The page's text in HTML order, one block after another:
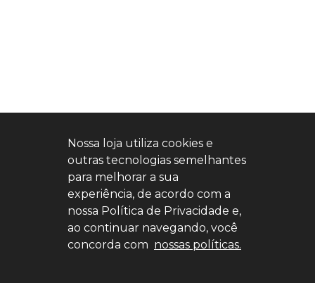
Nossa loja utiliza cookies e
outras tecnologias semelhantes
para melhorar a sua
experiência, de acordo com a
nossa Política de Privacidade e,
ao continuar navegando, você
concorda com nossas políticas.